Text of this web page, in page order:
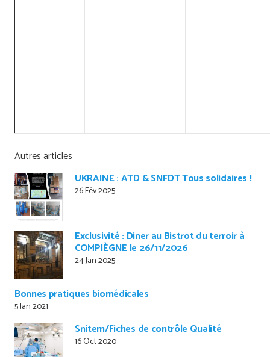
Autres articles
UKRAINE : ATD & SNFDT Tous solidaires !
26 Fév 2025
Exclusivité : Diner au Bistrot du terroir à
COMPIÈGNE le 26/11/2026
24 Jan 2025
Bonnes pratiques biomédicales
5 Jan 2021
Snitem/Fiches de contrôle Qualité
16 Oct 2020